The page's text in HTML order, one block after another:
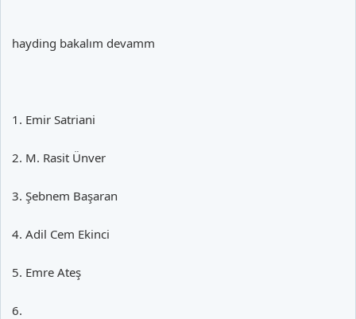
hayding bakalım devamm
1. Emir Satriani
2. M. Rasit Ünver
3. Şebnem Başaran
4. Adil Cem Ekinci
5. Emre Ateş
6.